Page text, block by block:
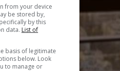
from your device
be stored by,
by this
data. List of
basis of legitimate
below. Look
to manage or